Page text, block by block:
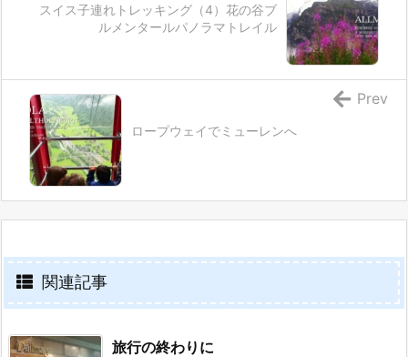
スイス子連れトレッキング（4）花の谷ブ
ルメンタールパノラマトレイル
ロープウェイでミューレンへ
Prev
関連記事
旅行の終わりに